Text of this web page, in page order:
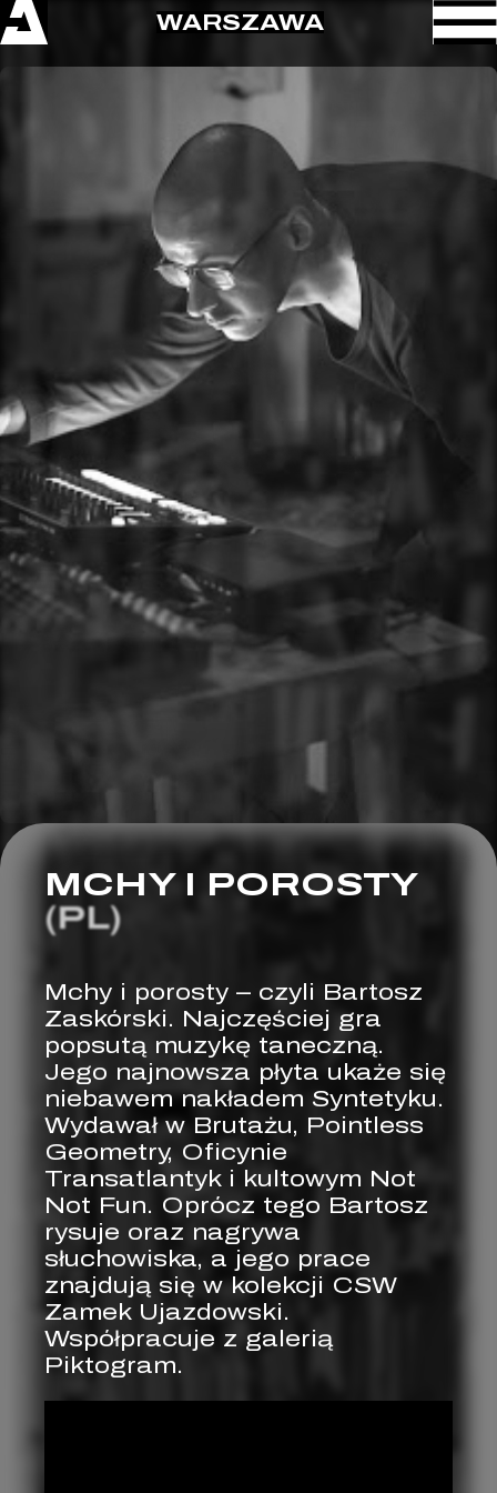
WARSZAWA
MCHY I POROSTY
(PL)
Mchy i porosty – czyli Bartosz
Zaskórski. Najczęściej gra
popsutą muzykę taneczną.
Jego najnowsza płyta ukaże się
niebawem nakładem Syntetyku.
Wydawał w Brutażu, Pointless
Geometry, Oficynie
Transatlantyk i kultowym Not
Not Fun. Oprócz tego Bartosz
rysuje oraz nagrywa
słuchowiska, a jego prace
znajdują się w kolekcji CSW
Zamek Ujazdowski.
Współpracuje z galerią
Piktogram.